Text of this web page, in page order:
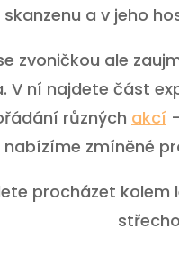
a v jeho
zvoničkou ale
ní najdete část
různých akcí
nabízíme zmíněné
procházet